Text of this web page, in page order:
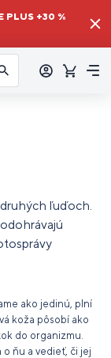
PLUS +30 %
sa
Košík
druhých ľuďoch.
ako jedinú, plní
koža pôsobí ako
do organizmu.
ňu a vedieť, či jej